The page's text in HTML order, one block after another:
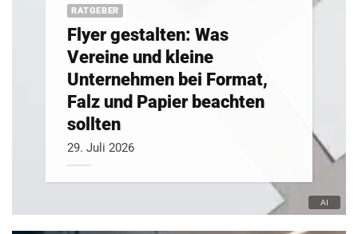
RATGEBER
Flyer gestalten: Was
Vereine und kleine
Unternehmen bei Format,
Falz und Papier beachten
sollten
29. Juli 2026